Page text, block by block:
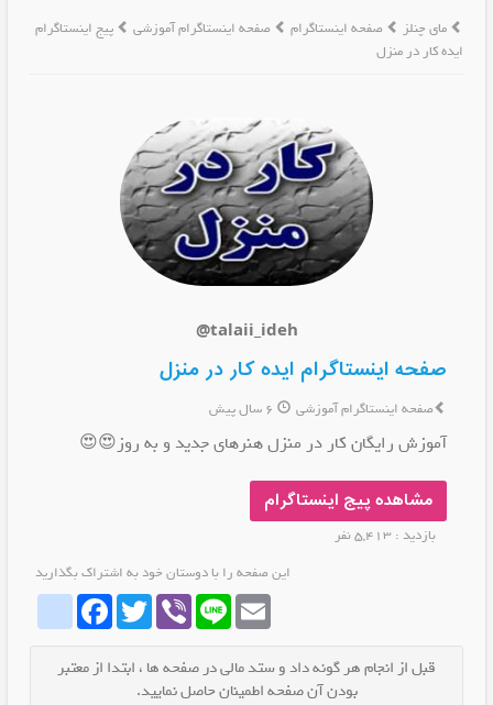
مای چنلز صفحه اینستاگرام صفحه اینستاگرام آموزشی
پیج اینستاگرام
ايده کار در منزل
@talaii_ideh
صفحه اینستاگرام ايده کار در منزل
صفحه اینستاگرام آموزشی
آموزش رایگان کار در منزل هنرهای جدید و به روز😍😍
مشاهده پیج اینستاگرام
بازدید : 5,413 نفر
این صفحه را با دوستان خود به اشتراک بگذارید
FacebookTwitter Viber Line Email
قبل از انجام هر گونه داد و ستد مالی در صفحه ها ، ابتدا از معتبر
بودن آن صفحه اطمینان حاصل نمایید.